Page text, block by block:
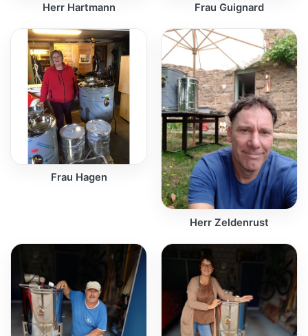
Herr Hartmann Frau Guignard
Frau Hagen
Herr Zeldenrust